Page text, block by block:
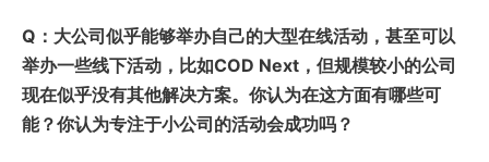
Q：大公司似乎能够举办自己的大型在线活动，甚至可以
举办一些线下活动，比如COD Next，但规模较小的公司
现在似乎没有其他解决方案。你认为在这方面有哪些可
能？你认为专注于小公司的活动会成功吗？